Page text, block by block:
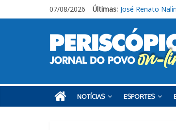
07/08/2026 Últimas: Obras de R$ 54
Em casa, Ituano
Ituano quer
Feira + Itu
José Renato
NOTÍCIAS ESPORTES